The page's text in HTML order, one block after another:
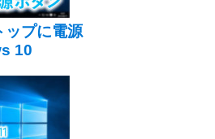
ップに電源
10